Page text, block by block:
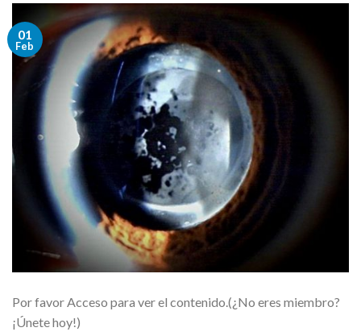
01
Feb
Por favor Acceso para ver el contenido.(¿No eres miembro?
¡Únete hoy!)